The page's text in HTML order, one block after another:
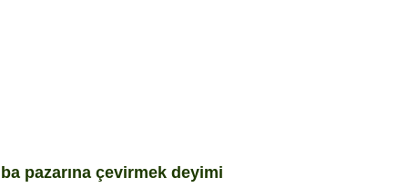
pazarına çevirmek deyimi